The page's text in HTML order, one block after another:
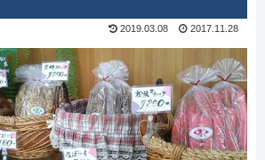
2019.03.08 2017.11.28